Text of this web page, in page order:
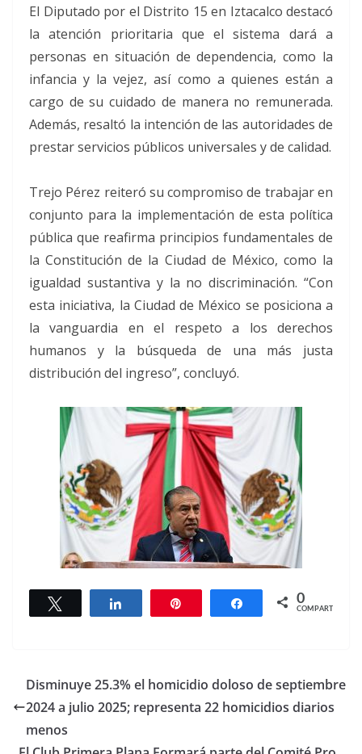
El Diputado por el Distrito 15 en Iztacalco destacó
la atención prioritaria que el sistema dará a
personas en situación de dependencia, como la
infancia y la vejez, así como a quienes están a
cargo de su cuidado de manera no remunerada.
Además, resaltó la intención de las autoridades de
prestar servicios públicos universales y de calidad.
Trejo Pérez reiteró su compromiso de trabajar en
conjunto para la implementación de esta política
pública que reafirma principios fundamentales de
la Constitución de la Ciudad de México, como la
igualdad sustantiva y la no discriminación. “Con
esta iniciativa, la Ciudad de México se posiciona a
la vanguardia en el respeto a los derechos
humanos y la búsqueda de una más justa
distribución del ingreso”, concluyó.
Twittear Compartir Compartir
0
COMPARTIR
Disminuye 25.3% el homicidio doloso de septiembre
2024 a julio 2025; representa 22 homicidios diarios
menos